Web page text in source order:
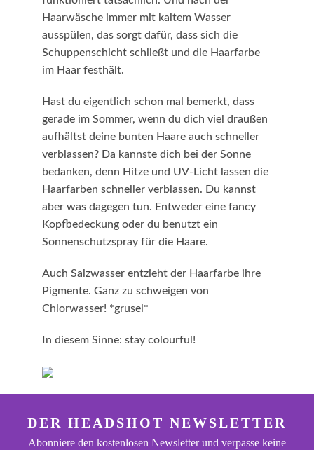
Haarwäsche immer mit kaltem Wasser
ausspülen, das sorgt dafür, dass sich die
Schuppenschicht schließt und die Haarfarbe
im Haar festhält.
Hast du eigentlich schon mal bemerkt, dass
gerade im Sommer, wenn du dich viel draußen
aufhältst deine bunten Haare auch schneller
verblassen? Da kannste dich bei der Sonne
bedanken, denn Hitze und UV-Licht lassen die
Haarfarben schneller verblassen. Du kannst
aber was dagegen tun. Entweder eine fancy
Kopfbedeckung oder du benutzt ein
Sonnenschutzspray für die Haare.
Auch Salzwasser entzieht der Haarfarbe ihre
Pigmente. Ganz zu schweigen von
Chlorwasser! *grusel*
In diesem Sinne: stay colourful!
DER HEADSHOT NEWSLETTER
Abonniere den kostenlosen Newsletter und verpasse keine
Deine E-Mail Adresse eingeben